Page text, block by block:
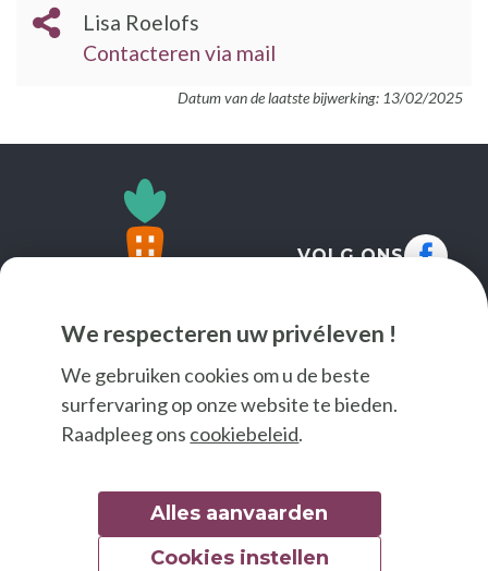
We respecteren uw privéleven !
We gebruiken cookies om u de beste
surfervaring op onze website te bieden.
Raadpleeg ons cookiebeleid.
Alles aanvaarden
Cookies instellen
Lisa Roelofs
Contacteren via mail
Datum van de laatste bijwerking: 13/02/2025
VOLG ONS